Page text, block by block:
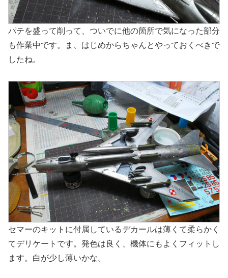
パテを盛って削って、ついでに他の箇所で気になった部分
も作業中です。ま、はじめからちゃんとやっておくべきで
したね。
セマーのキットに付属しているデカールは薄くて柔らかく
てデリケートです。発色は良く、機体にもよくフィットし
ます。白が少し薄いかな。